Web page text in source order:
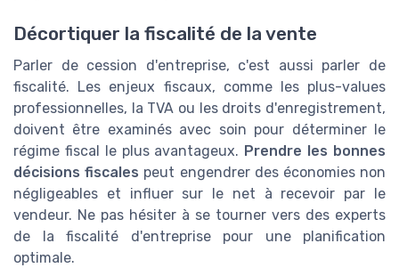
Décortiquer la fiscalité de la vente
Parler de cession d'entreprise, c'est aussi parler de
fiscalité. Les enjeux fiscaux, comme les plus-values
professionnelles, la TVA ou les droits d'enregistrement,
doivent être examinés avec soin pour déterminer le
régime fiscal le plus avantageux. Prendre les bonnes
décisions fiscales peut engendrer des économies non
négligeables et influer sur le net à recevoir par le
vendeur. Ne pas hésiter à se tourner vers des experts
de la fiscalité d'entreprise pour une planification
optimale.